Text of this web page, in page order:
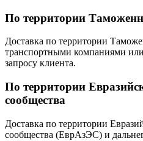
По территории
Доставка по территории
транспортными компаниями
запросу клиента.
По территории
сообщества
Доставка по территории
сообщества (ЕврАзЭС) и